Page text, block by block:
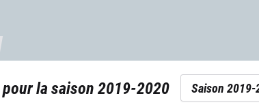
pour la saison2019-2020 Saison 2019-